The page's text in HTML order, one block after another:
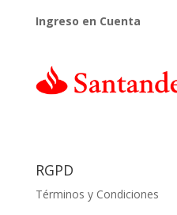
Ingreso en Cuenta
RGPD
Términos y Condiciones